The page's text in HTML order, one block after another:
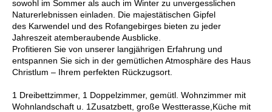
sowohl im Sommer als auch im Winter zu unvergesslichen
Naturerlebnissen einladen. Die majestätischen Gipfel
des Karwendel und des Rofangebirges bieten zu jeder
Jahreszeit atemberaubende Ausblicke.
Profitieren Sie von unserer langjährigen Erfahrung und
entspannen Sie sich in der gemütlichen Atmosphäre des Haus
Christlum – Ihrem perfekten Rückzugsort.
1 Dreibettzimmer, 1 Doppelzimmer, gemütl. Wohnzimmer mit
Wohnlandschaft u. 1Zusatzbett, große Westterasse,Küche mit